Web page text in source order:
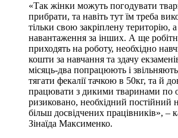
«Так жінки можуть погодувати
прибрати, та навіть тут їм треба
тільки свою закріплену територію,
навантаження за інших. А ще
приходять на роботу, необхідно
кошти за навчання та здачу
місяць-два попрацюють і
тягати фекалії тачкою в 50кг, та й
працювати з дикими тваринами по
ризиковано, необхідний постійний
більш досвідчених працівників», –
Зінаїда Максименко.